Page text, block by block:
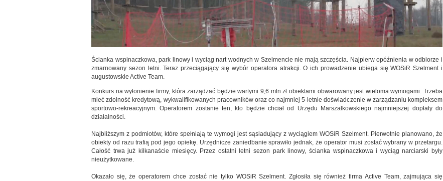
Ścianka wspinaczkowa, park linowy i wyciąg nart wodnych w Szelmencie nie mają szczęścia. Najpierw opóźnienia w odbiorze i
zmarnowany sezon letni. Teraz przeciągający się wybór operatora atrakcji. O ich prowadzenie ubiega się WOSiR Szelment i
augustowskie Active Team.
Konkurs na wyłonienie firmy, która zarządzać będzie wartymi 9,6 mln zł obiektami obwarowany jest wieloma wymogami. Trzeba
mieć zdolność kredytową, wykwalifikowanych pracowników oraz co najmniej 5-letnie doświadczenie w zarządzaniu kompleksem
sportowo-rekreacyjnym. Operatorem zostanie ten, kto będzie chciał od Urzędu Marszałkowskiego najmniejszej dopłaty do
działalności.
Najbliższym z podmiotów, które spełniają te wymogi jest sąsiadujący z wyciągiem WOSiR Szelment. Pierwotnie planowano, że
obiekty od razu trafią pod jego opiekę. Urzędnicze zaniedbanie sprawiło jednak, że operator musi zostać wybrany w przetargu.
Całość trwa już kilkanaście miesięcy. Przez ostatni letni sezon park linowy, ścianka wspinaczkowa i wyciąg narciarski były
nieużytkowane.
Okazało się, że operatorem chce zostać nie tylko WOSiR Szelment. Zgłosiła się również firma Active Team, zajmująca się